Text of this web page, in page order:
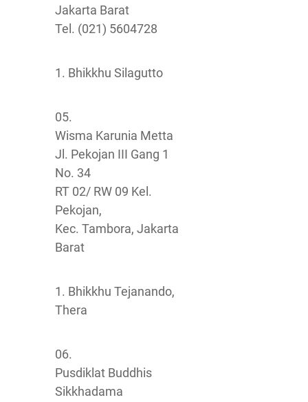
Jakarta Barat
Tel. (021) 5604728
1. Bhikkhu Silagutto
05.
Wisma Karunia Metta
Jl. Pekojan III Gang 1
No. 34
RT 02/ RW 09 Kel.
Pekojan,
Kec. Tambora, Jakarta
Barat
1. Bhikkhu Tejanando,
Thera
06.
Pusdiklat Buddhis
Sikkhadama